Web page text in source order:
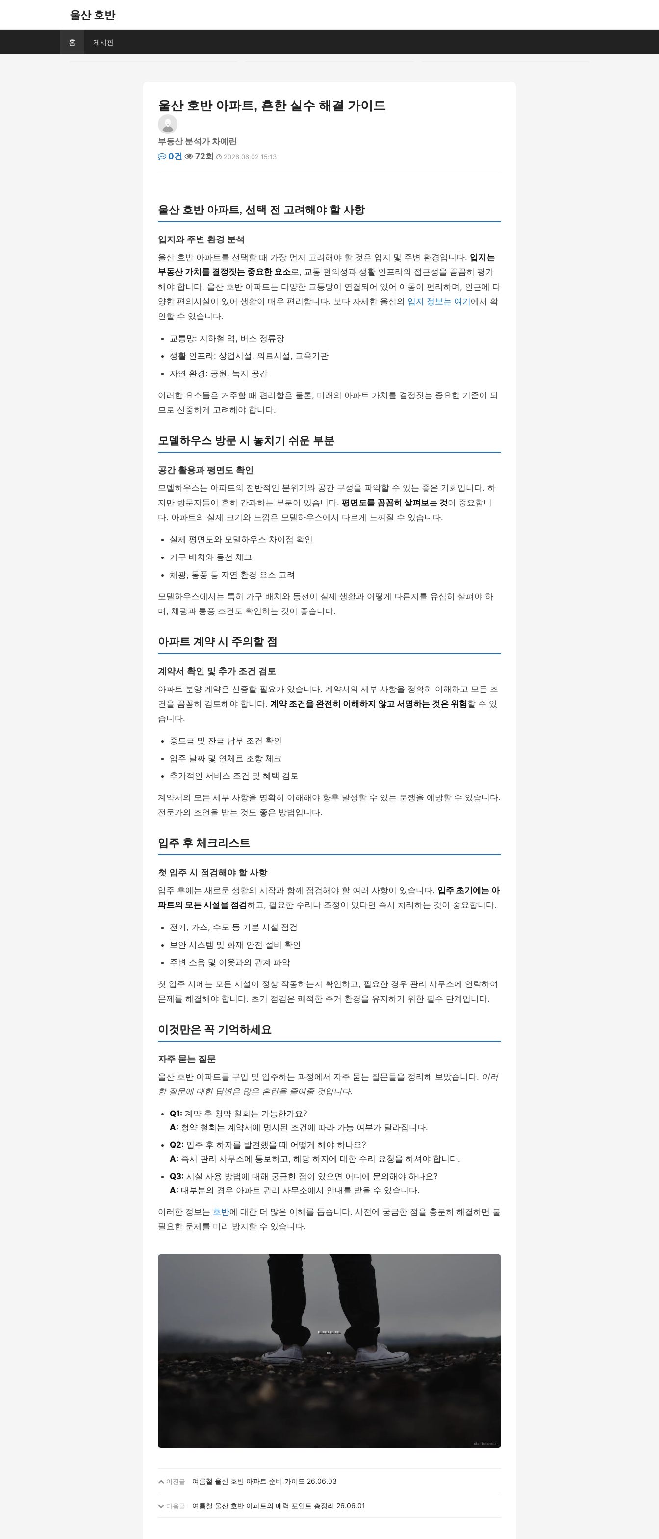
울산 호반
홈 게시판
울산 호반 아파트, 흔한 실수 해결 가이드
부동산 분석가 차예린
0건
72회 2026.06.02 15:13
울산 호반 아파트, 선택 전 고려해야 할 사항
입지와 주변 환경 분석
울산 호반 아파트를 선택할 때 가장 먼저 고려해야 할 것은 입지 및 주변 환경입니다. 입지는
부동산 가치를 결정짓는 중요한 요소로, 교통 편의성과 생활 인프라의 접근성을 꼼꼼히 평가
해야 합니다. 울산 호반 아파트는 다양한 교통망이 연결되어 있어 이동이 편리하며, 인근에 다
양한 편의시설이 있어 생활이 매우 편리합니다. 보다 자세한 울산의 입지 정보는 여기 에서 확
인할 수 있습니다.
교통망: 지하철 역, 버스 정류장
생활 인프라: 상업시설, 의료시설, 교육기관
자연 환경: 공원, 녹지 공간
이러한 요소들은 거주할 때 편리함은 물론, 미래의 아파트 가치를 결정짓는 중요한 기준이 되
므로 신중하게 고려해야 합니다.
모델하우스 방문 시 놓치기 쉬운 부분
공간 활용과 평면도 확인
모델하우스는 아파트의 전반적인 분위기와 공간 구성을 파악할 수 있는 좋은 기회입니다. 하
지만 방문자들이 흔히 간과하는 부분이 있습니다. 평면도를 꼼꼼히 살펴보는 것이 중요합니
다. 아파트의 실제 크기와 느낌은 모델하우스에서 다르게 느껴질 수 있습니다.
실제 평면도와 모델하우스 차이점 확인
가구 배치와 동선 체크
채광, 통풍 등 자연 환경 요소 고려
모델하우스에서는 특히 가구 배치와 동선이 실제 생활과 어떻게 다른지를 유심히 살펴야 하
며, 채광과 통풍 조건도 확인하는 것이 좋습니다.
아파트 계약 시 주의할 점
계약서 확인 및 추가 조건 검토
아파트 분양 계약은 신중할 필요가 있습니다. 계약서의 세부 사항을 정확히 이해하고 모든 조
건을 꼼꼼히 검토해야 합니다. 계약 조건을 완전히 이해하지 않고 서명하는 것은 위험할 수 있
습니다.
중도금 및 잔금 납부 조건 확인
입주 날짜 및 연체료 조항 체크
추가적인 서비스 조건 및 혜택 검토
계약서의 모든 세부 사항을 명확히 이해해야 향후 발생할 수 있는 분쟁을 예방할 수 있습니다.
전문가의 조언을 받는 것도 좋은 방법입니다.
입주 후 체크리스트
첫 입주 시 점검해야 할 사항
입주 후에는 새로운 생활의 시작과 함께 점검해야 할 여러 사항이 있습니다. 입주 초기에는 아
파트의 모든 시설을 점검하고, 필요한 수리나 조정이 있다면 즉시 처리하는 것이 중요합니다.
전기, 가스, 수도 등 기본 시설 점검
보안 시스템 및 화재 안전 설비 확인
주변 소음 및 이웃과의 관계 파악
첫 입주 시에는 모든 시설이 정상 작동하는지 확인하고, 필요한 경우 관리 사무소에 연락하여
문제를 해결해야 합니다. 초기 점검은 쾌적한 주거 환경을 유지하기 위한 필수 단계입니다.
이것만은 꼭 기억하세요
자주 묻는 질문
울산 호반 아파트를 구입 및 입주하는 과정에서 자주 묻는 질문들을 정리해 보았습니다. 이러
한 질문에 대한 답변은 많은 혼란을 줄여줄 것입니다.
Q1: 계약 후 청약 철회는 가능한가요?
A: 청약 철회는 계약서에 명시된 조건에 따라 가능 여부가 달라집니다.
Q2: 입주 후 하자를 발견했을 때 어떻게 해야 하나요?
A: 즉시 관리 사무소에 통보하고, 해당 하자에 대한 수리 요청을 하셔야 합니다.
Q3: 시설 사용 방법에 대해 궁금한 점이 있으면 어디에 문의해야 하나요?
A: 대부분의 경우 아파트 관리 사무소에서 안내를 받을 수 있습니다.
이러한 정보는 호반에 대한 더 많은 이해를 돕습니다. 사전에 궁금한 점을 충분히 해결하면 불
필요한 문제를 미리 방지할 수 있습니다.
이전글 여름철 울산 호반 아파트 준비 가이드 26.06.03
다음글 여름철 울산 호반 아파트의 매력 포인트 총정리 26.06.01